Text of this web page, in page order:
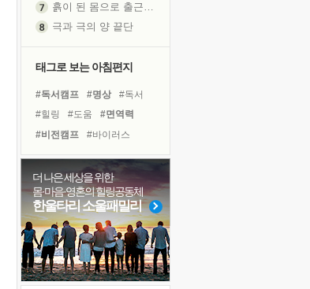
흙이 된 몸으로 출근하는 여자
극과 극의 양 끝단
극심한 변비, 어깨결림, 수면 장애
보고 싶은 어머니
유년 시절의 부산 영도 바다
못된 꼰대들
거울 속의 나
희망이란
태그로 보는 아침편지
#독서캠프 #명상
#독서
#힐링
#도움
#면역력
#비전캠프
#바이러스
#희망
#링컨학교
#선택
#계획
#사람
#다짐
#아이들
#경험
#건강
#삶
#나눔
#리더
#유튜브
더 나은 세상을 위한
몸·마음·영혼의 힐링공동체
한울타리 소울패밀리